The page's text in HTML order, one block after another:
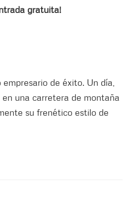
gratuita!
de éxito. Un día,
una carretera de montaña
su frenético estilo de